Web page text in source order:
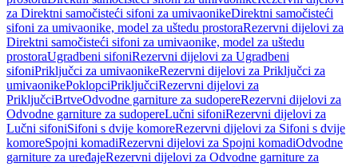
za Direktni samočisteći sifoni za umivaonikeDirektni samočisteći
sifoni za umivaonike, model za uštedu prostoraRezervni dijelovi za
Direktni samočisteći sifoni za umivaonike, model za uštedu
prostoraUgradbeni sifoniRezervni dijelovi za Ugradbeni
sifoniPriključci za umivaonikeRezervni dijelovi za Priključci za
umivaonikePoklopciPriključciRezervni dijelovi za
PriključciBrtveOdvodne garniture za sudopereRezervni dijelovi za
Odvodne garniture za sudopereLučni sifoniRezervni dijelovi za
Lučni sifoniSifoni s dvije komoreRezervni dijelovi za Sifoni s dvije
komoreSpojni komadiRezervni dijelovi za Spojni komadiOdvodne
garniture za uređajeRezervni dijelovi za Odvodne garniture za